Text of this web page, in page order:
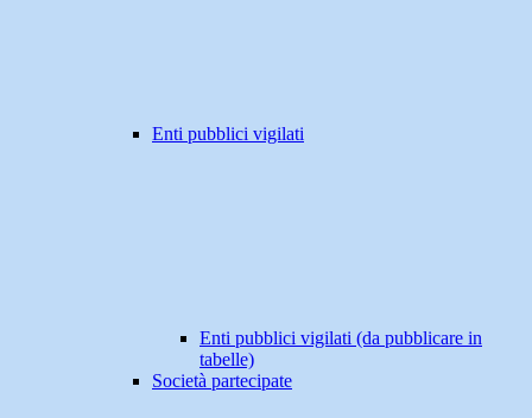
Enti pubblici vigilati
Enti pubblici vigilati (da pubblicare in
tabelle)
Società partecipate